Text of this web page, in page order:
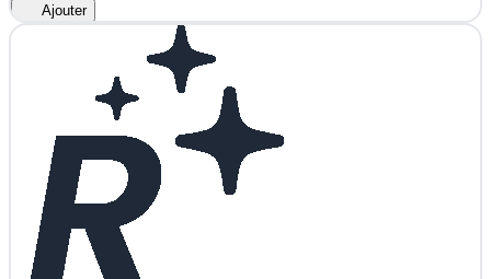
Ajouter